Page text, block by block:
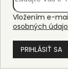
Vložením e-
osobných
PRIHLÁSIŤ SA